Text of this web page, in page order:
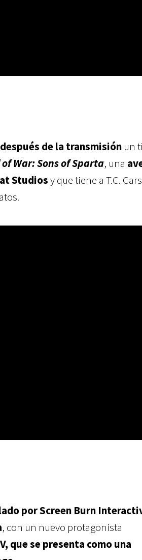
de la transmisión un
of War: Sons of Sparta, una
Studiosy que tiene a T.C.
por Screen Burn
, con un nuevo protagonista
que se presenta como una